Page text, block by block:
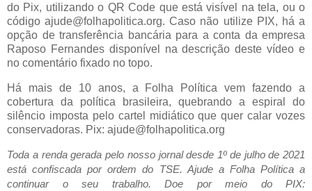
do Pix, utilizando o QR Code que está visível na tela, ou o
código ajude@folhapolitica.org. Caso não utilize PIX, há a
opção de transferência bancária para a conta da empresa
Raposo Fernandes disponível na descrição deste vídeo e
no comentário fixado no topo.
Há mais de 10 anos, a Folha Política vem fazendo a
cobertura da política brasileira, quebrando a espiral do
silêncio imposta pelo cartel midiático que quer calar vozes
conservadoras. Pix: ajude@folhapolitica.org
Toda a renda gerada pelo nosso jornal desde 1º de julho de 2021
está confiscada por ordem do TSE. Ajude a Folha Política a
continuar o seu trabalho. Doe por meio do PIX: